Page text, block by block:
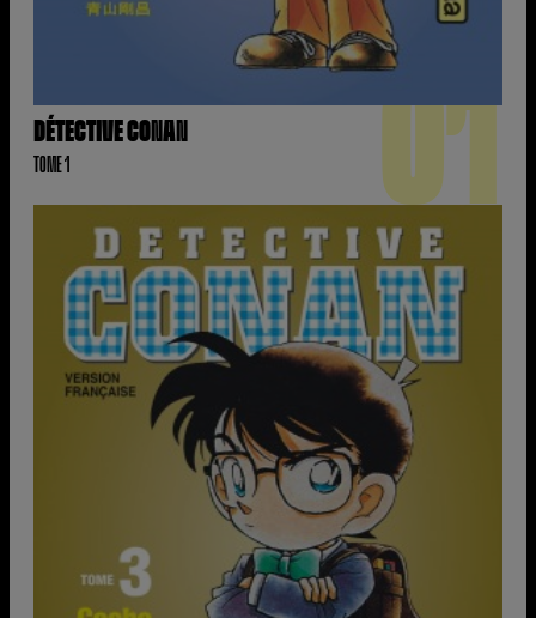
DÉTECTIVE CONAN
TOME 1 01